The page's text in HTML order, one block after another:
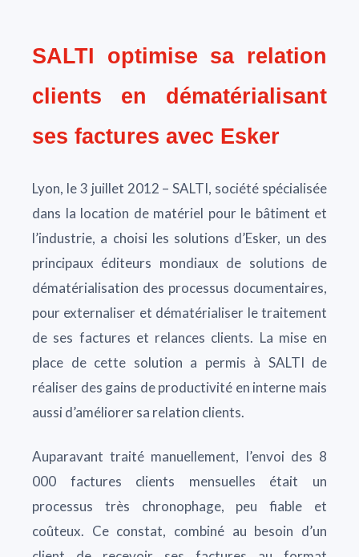
SALTI optimise sa relation
clients en dématérialisant
ses factures avec Esker
Lyon, le 3 juillet 2012 – SALTI, société spécialisée
dans la location de matériel pour le bâtiment et
l’industrie, a choisi les solutions d’Esker, un des
principaux éditeurs mondiaux de solutions de
dématérialisation des processus documentaires,
pour externaliser et dématérialiser le traitement
de ses factures et relances clients. La mise en
place de cette solution a permis à SALTI de
réaliser des gains de productivité en interne mais
aussi d’améliorer sa relation clients.
Auparavant traité manuellement, l’envoi des 8
000 factures clients mensuelles était un
processus très chronophage, peu fiable et
coûteux. Ce constat, combiné au besoin d’un